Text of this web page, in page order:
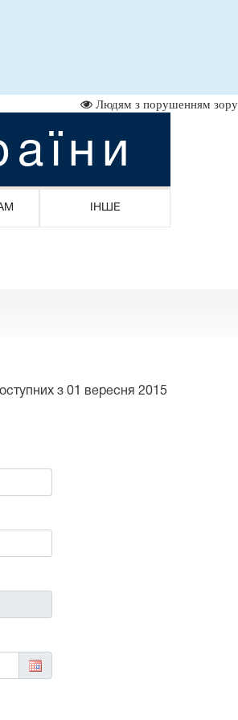
Людям з порушенням зору
ІНШЕ
з 01 вересня 2015